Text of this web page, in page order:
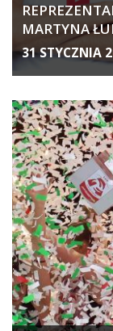
MARTYNA
31 STYCZNIA